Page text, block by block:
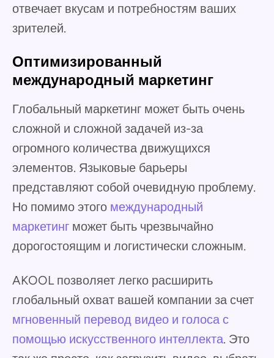
отвечает вкусам и потребностям ваших
зрителей.
Оптимизированный
международный маркетинг
Глобальный маркетинг может быть очень
сложной и сложной задачей из-за
огромного количества движущихся
элементов. Языковые барьеры
представляют собой очевидную проблему.
Но помимо этого международный
маркетинг может быть чрезвычайно
дорогостоящим и логистически сложным.
AKOOL позволяет легко расширить
глобальный охват вашей компании за счет
мгновенный перевод видео и голоса с
помощью искусственного интеллекта. Это